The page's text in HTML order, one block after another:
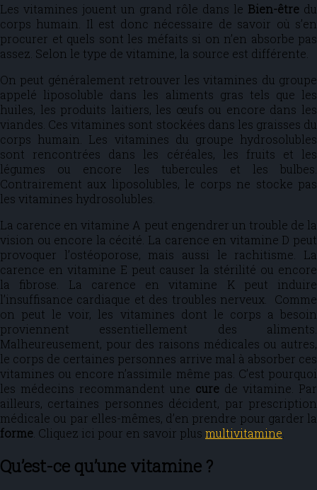
Les vitamines jouent un grand rôle dans le Bien-être du
corps humain. Il est donc nécessaire de savoir où s’en
procurer et quels sont les méfaits si on n’en absorbe pas
assez. Selon le type de vitamine, la source est différente.
On peut généralement retrouver les vitamines du groupe
appelé liposoluble dans les aliments gras tels que les
huiles, les produits laitiers, les œufs ou encore dans les
viandes. Ces vitamines sont stockées dans les graisses du
corps humain. Les vitamines du groupe hydrosolubles
sont rencontrées dans les céréales, les fruits et les
légumes ou encore les tubercules et les bulbes.
Contrairement aux liposolubles, le corps ne stocke pas
les vitamines hydrosolubles.
La carence en vitamine A peut engendrer un trouble de la
vision ou encore la cécité. La carence en vitamine D peut
provoquer l’ostéoporose, mais aussi le rachitisme. La
carence en vitamine E peut causer la stérilité ou encore
la fibrose. La carence en vitamine K peut induire
l’insuffisance cardiaque et des troubles nerveux. Comme
on peut le voir, les vitamines dont le corps a besoin
proviennent essentiellement des aliments.
Malheureusement, pour des raisons médicales ou autres,
le corps de certaines personnes arrive mal à absorber ces
vitamines ou encore n’assimile même pas. C’est pourquoi
les médecins recommandent une cure de vitamine. Par
ailleurs, certaines personnes décident, par prescription
médicale ou par elles-mêmes, d’en prendre pour garder la
forme . Cliquez ici pour en savoir plus multivitamine
Qu’est-ce qu’une vitamine ?